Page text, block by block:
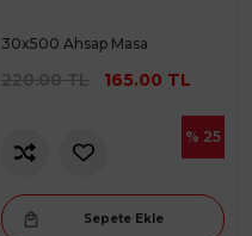
30x500 Ahsap Masa
220.00 TL165.00 TL
% 25
Sepete Ekle